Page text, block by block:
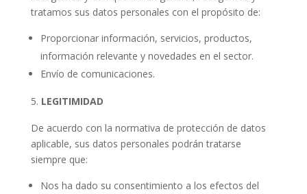
tratamos sus datos personales con el propósito de:
Proporcionar información, servicios, productos,
información relevante y novedades en el sector.
Envío de comunicaciones.
LEGITIMIDAD
De acuerdo con la normativa de protección de datos
aplicable, sus datos personales podrán tratarse
siempre que:
Nos ha dado su consentimiento a los efectos del